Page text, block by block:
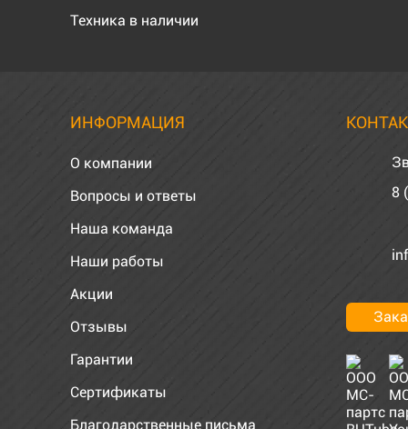
Техника в наличии
ИНФОРМАЦИЯ
О компании
Вопросы и ответы
Наша команда
Наши работы
Акции
Отзывы
Гарантии
Сертификаты
Благодарственные письма
8